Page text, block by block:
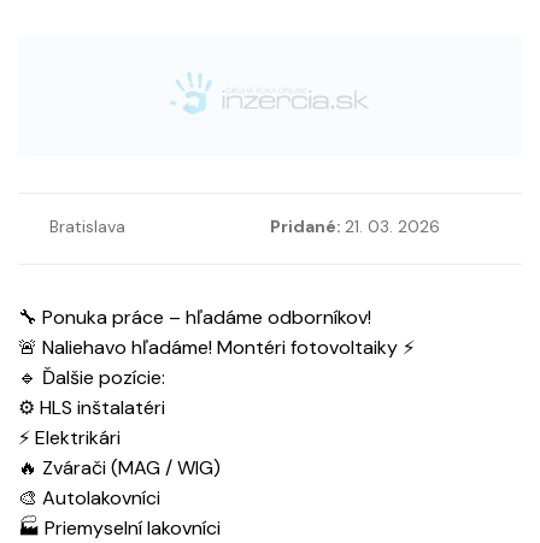
Bratislava Pridané: 21. 03. 2026
🔧 Ponuka práce – hľadáme odborníkov!
🚨 Naliehavo hľadáme! Montéri fotovoltaiky ⚡
🔹 Ďalšie pozície:
⚙️ HLS inštalatéri
⚡ Elektrikári
🔥 Zvárači (MAG / WIG)
🎨 Autolakovníci
🏭 Priemyselní lakovníci